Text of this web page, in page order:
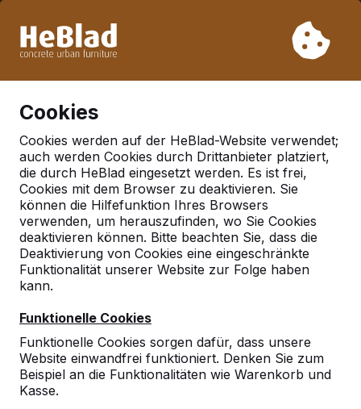
Woche 33 nicht. Bitte berücksichtigen Sie daher längere
Cookies
Cookies werden auf der HeBlad-Website verwendet;
auch werden Cookies durch Drittanbieter platziert,
die durch HeBlad eingesetzt werden. Es ist frei,
Cookies mit dem Browser zu deaktivieren. Sie
können die Hilfefunktion Ihres Browsers
verwenden, um herauszufinden, wo Sie Cookies
deaktivieren können. Bitte beachten Sie, dass die
Deaktivierung von Cookies eine eingeschränkte
Funktionalität unserer Website zur Folge haben
kann.
Funktionelle Cookies
Funktionelle Cookies sorgen dafür, dass unsere
Website einwandfrei funktioniert. Denken Sie zum
Beispiel an die Funktionalitäten wie Warenkorb und
Kasse.
Deutschland
Referenties in:
Wendelstein
Geen reviews gevonden voor deze